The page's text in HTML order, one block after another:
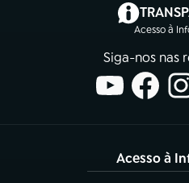
Acesso à
Siga-nos nas
Acesso à